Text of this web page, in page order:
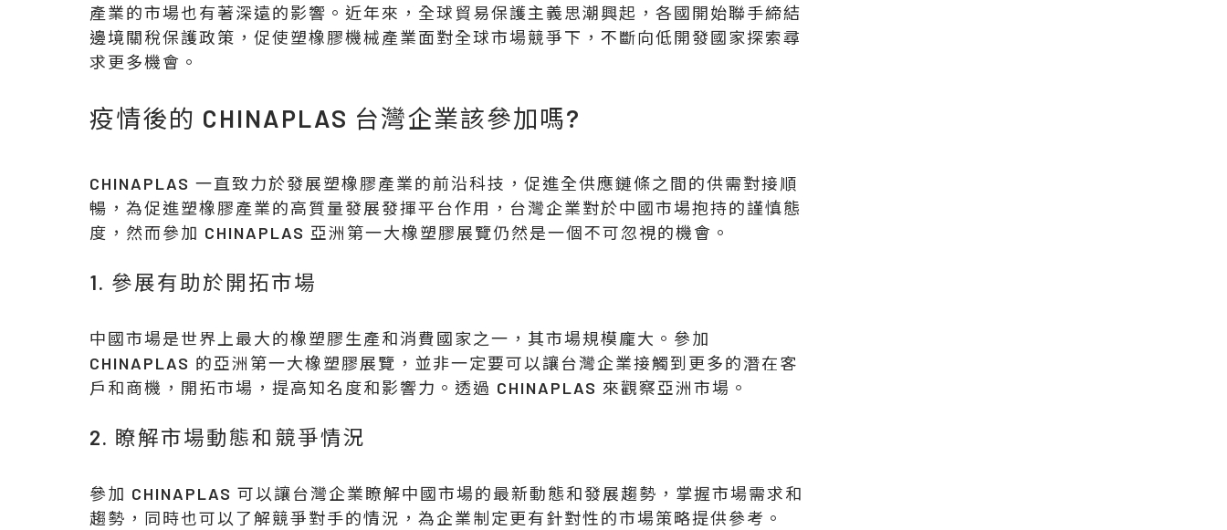
產業的市場也有著深遠的影響。近年來，全球貿易保護主義思潮興起，各國開始聯手締結
邊境關稅保護政策，促使塑橡膠機械產業面對全球市場競爭下，不斷向低開發國家探索尋
求更多機會。
疫情後的 CHINAPLAS 台灣企業該參加嗎?
CHINAPLAS 一直致力於發展塑橡膠產業的前沿科技，促進全供應鏈條之間的供需對接順
暢，為促進塑橡膠產業的高質量發展發揮平台作用，台灣企業對於中國市場抱持的謹慎態
度，然而參加 CHINAPLAS 亞洲第一大橡塑膠展覽仍然是一個不可忽視的機會。
1. 參展有助於開拓市場
中國市場是世界上最大的橡塑膠生產和消費國家之一，其市場規模龐大。參加
CHINAPLAS 的亞洲第一大橡塑膠展覽，並非一定要可以讓台灣企業接觸到更多的潛在客
戶和商機，開拓市場，提高知名度和影響力。透過 CHINAPLAS 來觀察亞洲市場。
2. 瞭解市場動態和競爭情況
參加 CHINAPLAS 可以讓台灣企業瞭解中國市場的最新動態和發展趨勢，掌握市場需求和
趨勢，同時也可以了解競爭對手的情況，為企業制定更有針對性的市場策略提供參考。